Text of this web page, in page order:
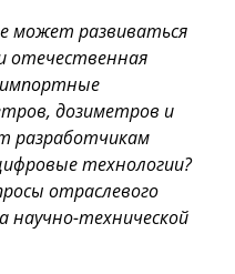
может развиваться
отечественная
дозиметров и
разработчикам
технологии?
отраслевого
научно-технической